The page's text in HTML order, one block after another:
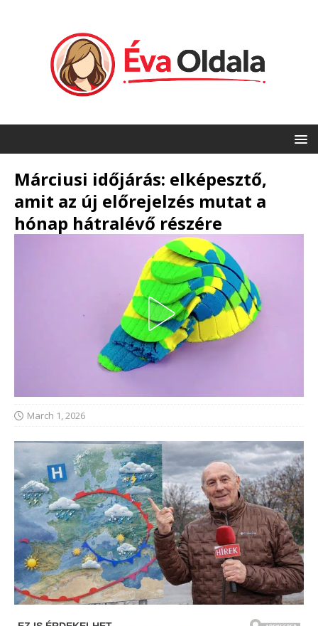
Márciusi időjárás: elképesztő,
amit az új előrejelzés mutat a
hónap hátralévő részére
March 1, 2026